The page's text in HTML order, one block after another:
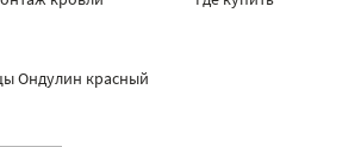
Ондулин красный